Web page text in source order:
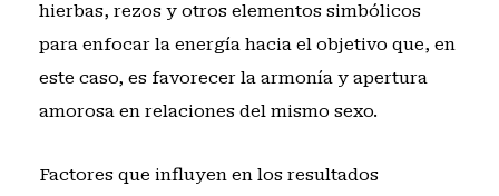
hierbas, rezos y otros elementos simbólicos
para enfocar la energía hacia el objetivo que, en
este caso, es favorecer la armonía y apertura
amorosa en relaciones del mismo sexo.
Factores que influyen en los resultados